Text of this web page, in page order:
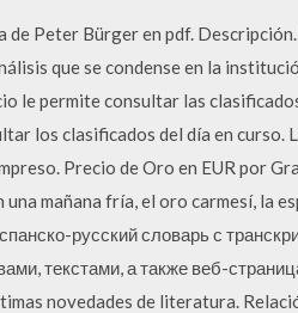
Peter Bürger en pdf.
que se condense en la
le permite consultar las
los clasificados del día en
Precio de Oro en EUR por
mañana fría, el oro carmesí, la
русский словарь с
текстами, а также веб-
novedades de literatura.